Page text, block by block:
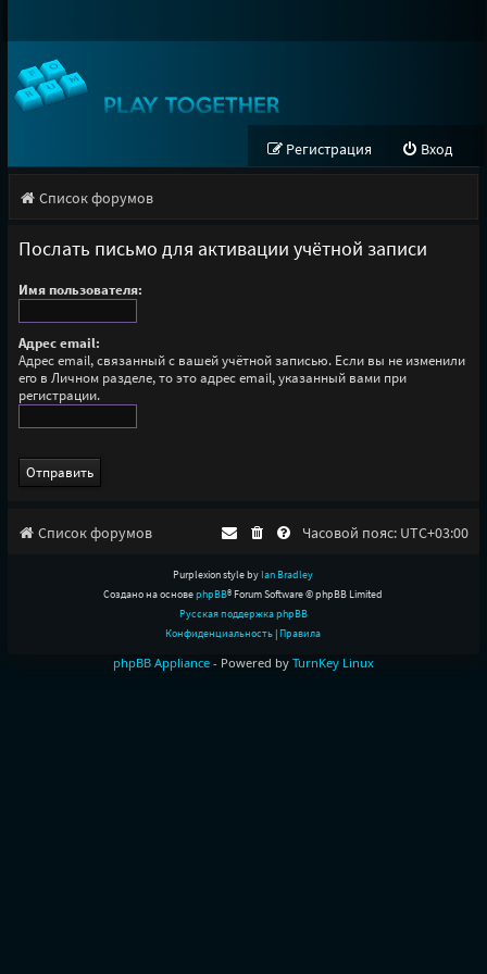
Вход
Регистрация
Список форумов
Послать письмо для активации учётной записи
Имя пользователя:
Адрес email:
Адрес email, связанный с вашей учётной записью. Если вы не изменили
его в Личном разделе, то это адрес email, указанный вами при
регистрации.
Список форумов Часовой пояс: UTC+03:00
Purplexion style by Ian Bradley
Создано на основеphpBB® Forum Software © phpBB Limited
Русская поддержка phpBB
Конфиденциальность | Правила
phpBB Appliance - Powered by TurnKey Linux